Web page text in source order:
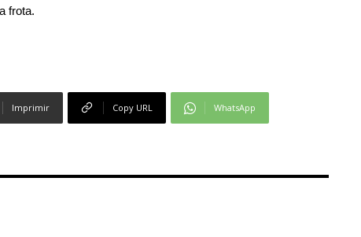
frota.
Imprimir Copy URL WhatsApp